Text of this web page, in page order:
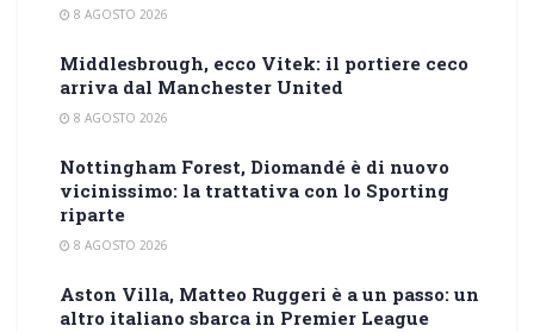
8 AGOSTO 2026
Middlesbrough, ecco Vitek: il portiere ceco
arriva dal Manchester United
8 AGOSTO 2026
Nottingham Forest, Diomandé è di nuovo
vicinissimo: la trattativa con lo Sporting
riparte
8 AGOSTO 2026
Aston Villa, Matteo Ruggeri è a un passo: un
altro italiano sbarca in Premier League